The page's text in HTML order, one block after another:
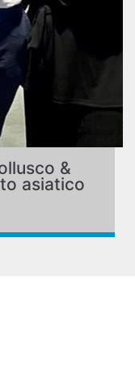
&
asiatico